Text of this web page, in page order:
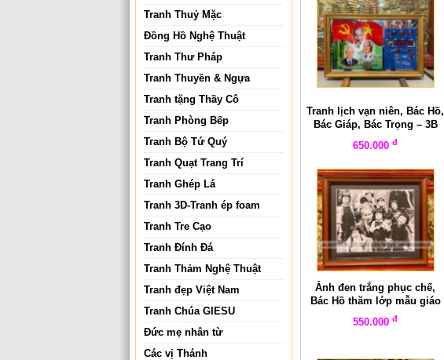
Tranh Thuỷ Mặc
Đồng Hồ Nghệ Thuật
Tranh Thư Pháp
Tranh Thuyền & Ngựa
Tranh tặng Thầy Cô
Tranh Phòng Bếp
Tranh Bộ Tứ Quý
Tranh Quạt Trang Trí
Tranh Ghép Lá
Tranh 3D-Tranh ép foam
Tranh Tre Cạo
Tranh Đính Đá
Tranh Thảm Nghệ Thuật
Tranh đẹp Việt Nam
Tranh Chúa GIESU
Đức mẹ nhân từ
Các vị Thánh
Tranh lịch vạn niên, Bác Hồ,
Bác Giáp, Bác Trọng – 3B
650.000đ
Ảnh đen trắng phục chế,
Bác Hồ thăm lớp mẫu giáo
tại chiến khu Việt Bắc
năm1953
550.000đ